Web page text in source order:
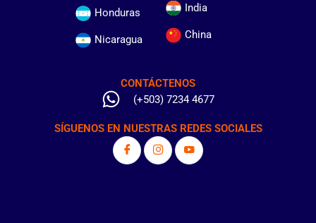
Honduras
Nicaragua
India
China
CONTÁCTENOS
(+503) 7234 4677
SÍGUENOS EN NUESTRAS REDES SOCIALES